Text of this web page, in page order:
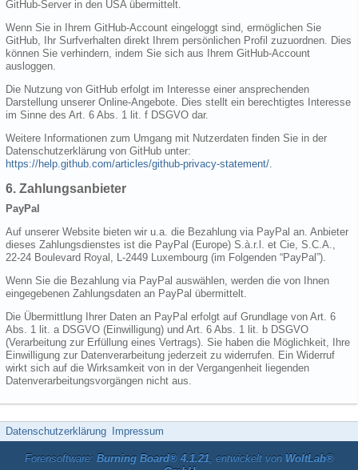
GitHub-Server in den USA übermittelt.
Wenn Sie in Ihrem GitHub-Account eingeloggt sind, ermöglichen Sie
GitHub, Ihr Surfverhalten direkt Ihrem persönlichen Profil zuzuordnen. Dies
können Sie verhindern, indem Sie sich aus Ihrem GitHub-Account
ausloggen.
Die Nutzung von GitHub erfolgt im Interesse einer ansprechenden
Darstellung unserer Online-Angebote. Dies stellt ein berechtigtes Interesse
im Sinne des Art. 6 Abs. 1 lit. f DSGVO dar.
Weitere Informationen zum Umgang mit Nutzerdaten finden Sie in der
Datenschutzerklärung von GitHub unter:
https://help.github.com/articles/github-privacy-statement/
6. Zahlungsanbieter
PayPal
Auf unserer Website bieten wir u.a. die Bezahlung via PayPal an. Anbieter
dieses Zahlungsdienstes ist die PayPal (Europe) S.à.r.l. et Cie, S.C.A.,
22-24 Boulevard Royal, L-2449 Luxembourg (im Folgenden “PayPal”).
Wenn Sie die Bezahlung via PayPal auswählen, werden die von Ihnen
eingegebenen Zahlungsdaten an PayPal übermittelt.
Die Übermittlung Ihrer Daten an PayPal erfolgt auf Grundlage von Art. 6
Abs. 1 lit. a DSGVO (Einwilligung) und Art. 6 Abs. 1 lit. b DSGVO
(Verarbeitung zur Erfüllung eines Vertrags). Sie haben die Möglichkeit, Ihre
Einwilligung zur Datenverarbeitung jederzeit zu widerrufen. Ein Widerruf
wirkt sich auf die Wirksamkeit von in der Vergangenheit liegenden
Datenverarbeitungsvorgängen nicht aus.
Datenschutzerklärung Impressum
Forensoftware: Burning Board® 4.1.21, entwickelt von WoltLab®